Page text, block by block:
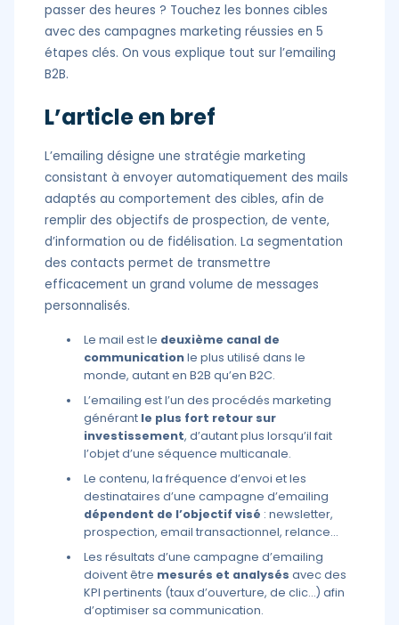
passer des heures ? Touchez les bonnes cibles
avec des campagnes marketing réussies en 5
étapes clés. On vous explique tout sur l’emailing
B2B.
L’article en bref
L’emailing désigne une stratégie marketing
consistant à envoyer automatiquement des mails
adaptés au comportement des cibles, afin de
remplir des objectifs de prospection, de vente,
d’information ou de fidélisation. La segmentation
des contacts permet de transmettre
efficacement un grand volume de messages
personnalisés.
Le mail est le deuxième canal de
communicationle plus utilisé dans le
monde, autant en B2B qu’en B2C.
L’emailing est l’un des procédés marketing
générant le plus fort retour sur
investissement, d’autant plus lorsqu’il fait
l’objet d’une séquence multicanale.
Le contenu, la fréquence d’envoi et les
destinataires d’une campagne d’emailing
dépendent de l’objectif visé : newsletter,
prospection, email transactionnel, relance…
Les résultats d’une campagne d’emailing
doivent être mesurés et analysés avec des
KPI pertinents (taux d’ouverture, de clic…) afin
d’optimiser sa communication.